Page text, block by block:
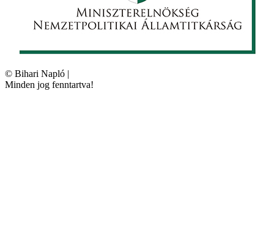
© Bihari Napló |
Minden jog fenntartva!